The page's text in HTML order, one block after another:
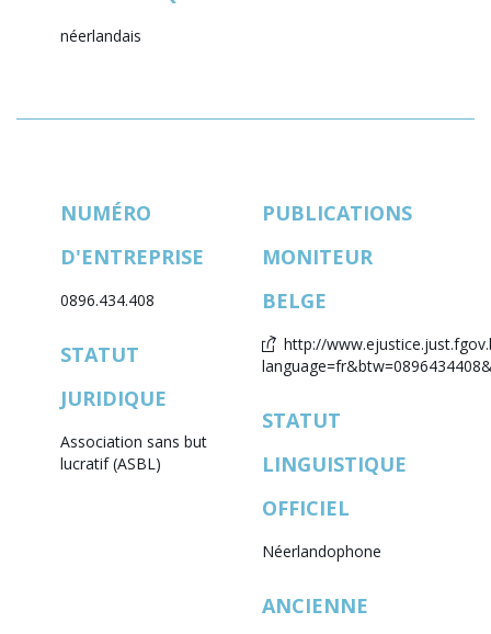
néerlandais
NUMÉRO
D'ENTREPRISE
0896.434.408
STATUT
JURIDIQUE
Association sans but
lucratif (ASBL)
PUBLICATIONS
MONITEUR
BELGE
http://
STATUT
LINGUISTIQUE
OFFICIEL
Néerlandophone
ANCIENNE